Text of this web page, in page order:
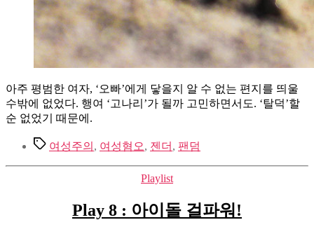
아주 평범한 여자, ‘오빠’에게 닿을지 알 수 없는 편지를 띄울
수밖에 없었다. 행여 ‘고나리’가 될까 고민하면서도. ‘탈덕’할
순 없었기 때문에.
Tags여성주의 , 여성혐오, 젠더 , 팬덤
Categories
Playlist
Play 8 : 아이돌 걸파워!